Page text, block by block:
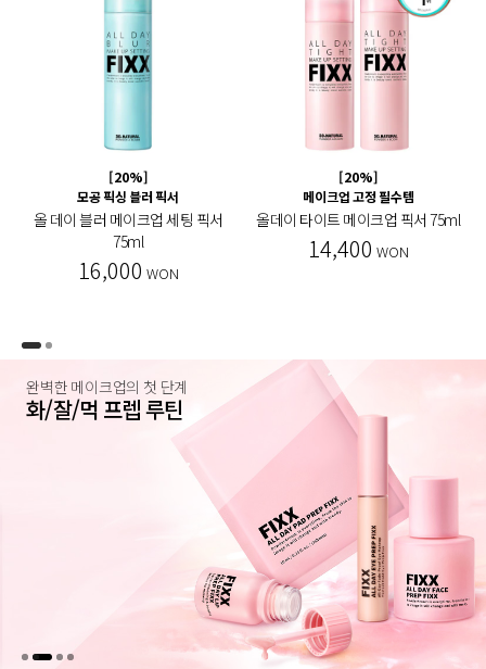
[20%]
모공 픽싱 블러 픽서
올 데이 블러 메이크업 세팅 픽서
75ml
16,000 WON
[20%]
메이크업 고정 필수템
올데이 타이트 메이크업 픽서 75ml
14,400 WON
완벽한 메이크업의 첫 단계
화/잘/먹 프렙 루틴